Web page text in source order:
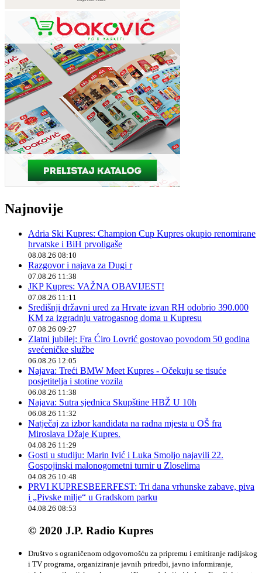
Najnovije
Adria Ski Kupres: Champion Cup Kupres okupio renomirane
hrvatske i BiH prvoligaše
08.08.26 08:10
Razgovor i najava za Dugi r
07.08.26 11:38
JKP Kupres: VAŽNA OBAVIJEST!
07.08.26 11:11
Središnji državni ured za Hrvate izvan RH odobrio 390.000
KM za izgradnju vatrogasnog doma u Kupresu
07.08.26 09:27
Zlatni jubilej: Fra Ćiro Lovrić gostovao povodom 50 godina
svećeničke službe
06.08.26 12:05
Najava: Treći BMW Meet Kupres - Očekuju se tisuće
posjetitelja i stotine vozila
06.08.26 11:38
Najava: Sutra sjednica Skupštine HBŽ U 10h
06.08.26 11:32
Natječaj za izbor kandidata na radna mjesta u OŠ fra
Miroslava Džaje Kupres.
04.08.26 11:29
Gosti u studiju: Marin Ivić i Luka Smoljo najavili 22.
Gospojinski malonogometni turnir u Zloselima
04.08.26 10:48
PRVI KUPRESBEERFEST: Tri dana vrhunske zabave, piva
i „Pivske milje“ u Gradskom parku
04.08.26 08:53
© 2020 J.P. Radio Kupres
Društvo s ograničenom odgovornošću za pripremu i emitiranje radijskog
i TV programa, organiziranje javnih priredbi, javno informiranje,